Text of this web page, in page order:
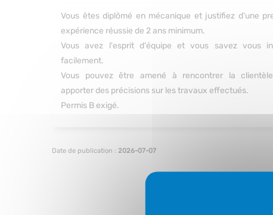
Vous êtes diplômé en mécanique et justifiez d'une
expérience réussie de 2 ans minimum.
Vous avez l'esprit d'équipe et vous savez vous
facilement.
Vous pouvez être amené à rencontrer la
apporter des précisions sur les travaux effectués.
Permis B exigé.
Date de publication : 2026-07-07